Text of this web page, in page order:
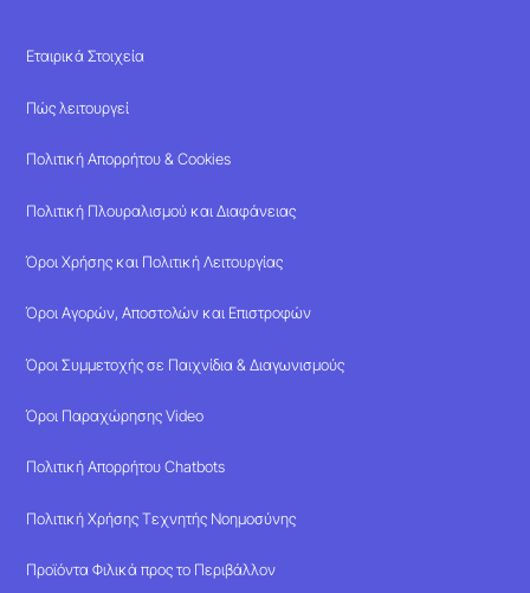
Εταιρικά Στοιχεία
Πώς λειτουργεί
Πολιτική Απορρήτου & Cookies
Πολιτική Πλουραλισμού και Διαφάνειας
Όροι Χρήσης και Πολιτική Λειτουργίας
Όροι Αγορών, Αποστολών και Επιστροφών
Όροι Συμμετοχής σε Παιχνίδια & Διαγωνισμούς
Όροι Παραχώρησης Video
Πολιτική Απορρήτου Chatbots
Πολιτική Χρήσης Τεχνητής Νοημοσύνης
Προϊόντα Φιλικά προς το Περιβάλλον